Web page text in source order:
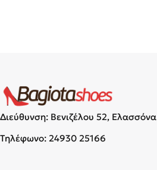
Διεύθυνση: Βενιζέλου 52, Ελασσόνα
Τηλέφωνο: 24930 25166